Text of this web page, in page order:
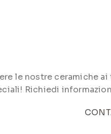
le nostre ceramiche
Richiedi